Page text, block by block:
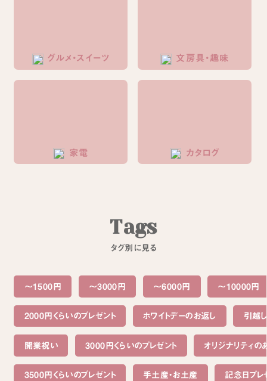
グルメ・スイーツ 文房具・趣味
家電 カタログ
Tags
タグ別 に見る
～1500円 〜3000円 〜6000円 〜10000円
2000円くらいのプレゼント ホワイトデーのお返し 引越
開業祝い 3000円くらいのプレゼント オリジナリティの
3500円くらいのプレゼント 手土産・お土産 記念日プレ